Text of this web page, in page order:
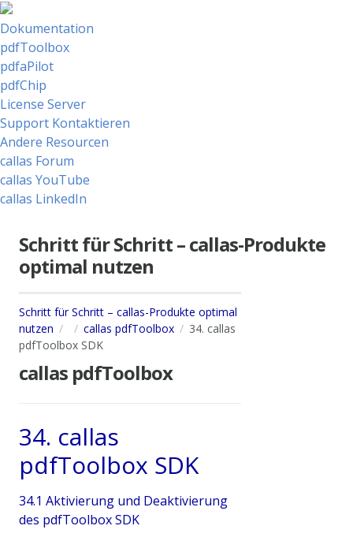
Dokumentation
pdfToolbox
pdfaPilot
pdfChip
License Server
Support Kontaktieren
Andere Resourcen
callas Forum
callas YouTube
callas LinkedIn
Schritt für Schritt – callas-Produkte
optimal nutzen
Schritt für Schritt – callas-Produkte optimal
nutzen
callas pdfToolbox
34. callas
pdfToolbox SDK
callas pdfToolbox
34. callas
pdfToolbox SDK
34.1 Aktivierung und Deaktivierung
des pdfToolbox SDK